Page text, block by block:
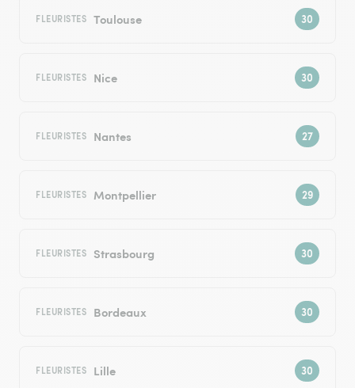
FLEURISTES Toulouse
FLEURISTES Nice
FLEURISTES Nantes
FLEURISTES Montpellier
FLEURISTES Strasbourg
FLEURISTES Bordeaux
FLEURISTES Lille